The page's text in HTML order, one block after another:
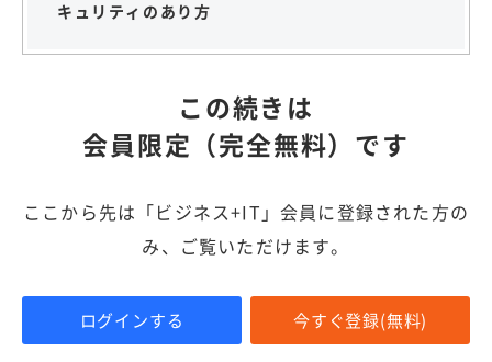
キュリティのあり方
この続きは
会員限定（完全無料）です
ここから先は「ビジネス+IT」会員に登録された方の
み、ご覧いただけます。
ログインする 今すぐ登録(無料)